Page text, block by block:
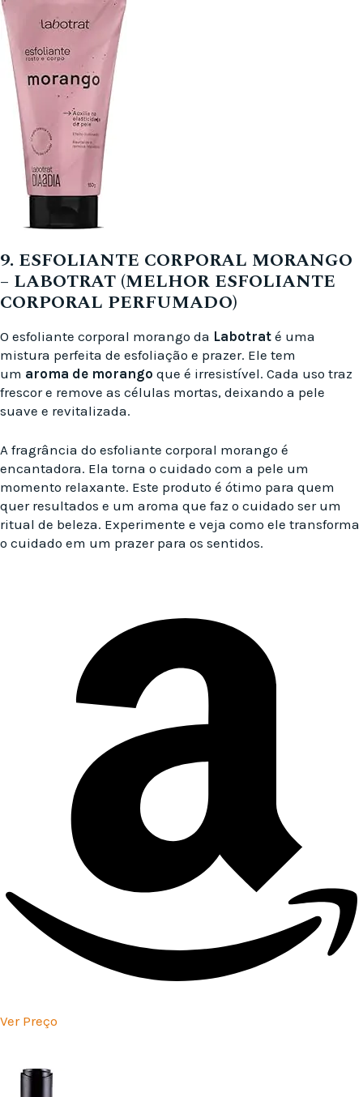
9. ESFOLIANTE CORPORAL MORANGO
– LABOTRAT (MELHOR ESFOLIANTE
CORPORAL PERFUMADO)
O esfoliante corporal morango da Labotrat é uma
mistura perfeita de esfoliação e prazer. Ele tem
um aroma de morango que é irresistível. Cada uso traz
frescor e remove as células mortas, deixando a pele
suave e revitalizada.
A fragrância do esfoliante corporal morango é
encantadora. Ela torna o cuidado com a pele um
momento relaxante. Este produto é ótimo para quem
quer resultados e um aroma que faz o cuidado ser um
ritual de beleza. Experimente e veja como ele transforma
o cuidado em um prazer para os sentidos.
Ver Preço